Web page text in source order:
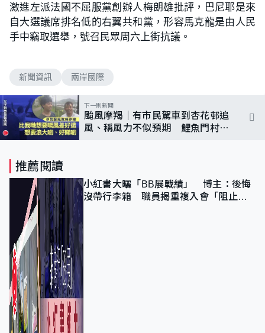
激進左派法國不屈服黨創辦人梅朗雄批評，巴尼耶是來
自大選議席排名低的右翼共和黨，形容馬克龍是由人民
手中竊取選舉，號召民眾周六上街抗議。
新聞資訊 兩岸國際
下一則新聞
颱風摩羯｜有市民駕車到杏花邨追
風、稱風力不似預期 鯉魚門村民
推薦閱讀
小紅書大曬「BB展戰績」 博主：後悔
沒帶行李箱 職員揭重複入會「阻止唔